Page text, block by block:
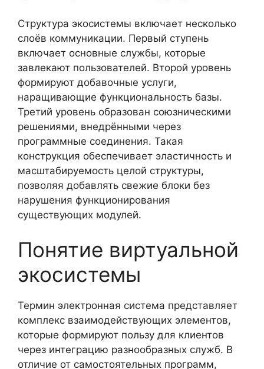
Структура экосистемы включает несколько
слоёв коммуникации. Первый ступень
включает основные службы, которые
завлекают пользователей. Второй уровень
формируют добавочные услуги,
наращивающие функциональность базы.
Третий уровень образован союзническими
решениями, внедрёнными через
программные соединения. Такая
конструкция обеспечивает эластичность и
масштабируемость целой структуры,
позволяя добавлять свежие блоки без
нарушения функционирования
существующих модулей.
Понятие виртуальной
экосистемы
Термин электронная система представляет
комплекс взаимодействующих элементов,
которые формируют пользу для клиентов
через интеграцию разнообразных служб. В
отличие от самостоятельных программ,